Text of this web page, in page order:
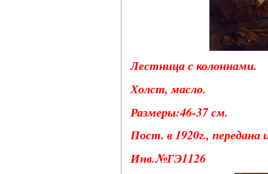
Лестница с колоннами.
Холст, масло.
Размеры:46-37 см.
Пост. в 1920г., передана
Инв.№ГЭ1126